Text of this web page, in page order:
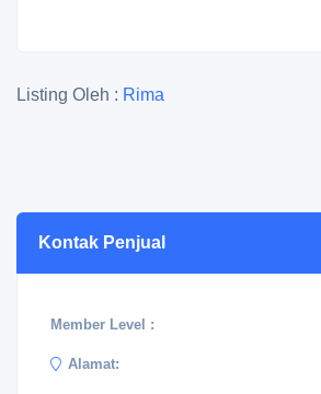
Listing Oleh : Rima
Kontak Penjual
Member Level :
Alamat: